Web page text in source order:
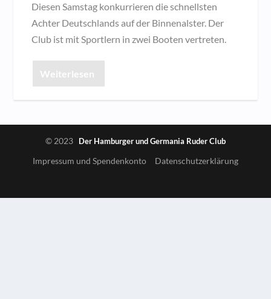
Diesen Samstag konkurrieren die schnellsten
Achter Deutschlands auf der Binnenalster. Der
Club ist mit Sportlern in zwei Booten vertreten.
Weiterlesen
© 2023 Der Hamburger und Germania Ruder Club
Impressum und Spendenkonto Datenschutzerklärung